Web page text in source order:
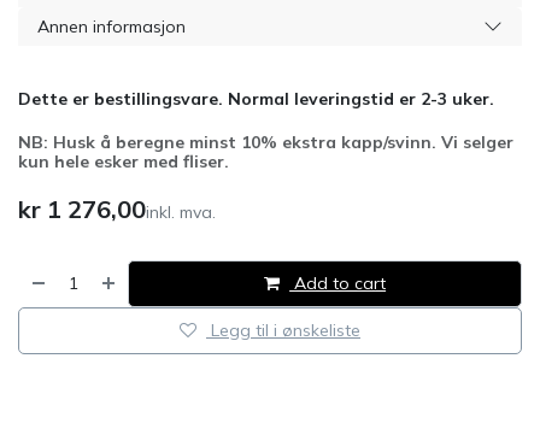
Annen informasjon
Dette er bestillingsvare. Normal leveringstid er 2-3 uker.
NB: Husk å beregne minst 10% ekstra kapp/svinn. Vi selger
kun hele esker med fliser.
kr 1 276,00inkl. mva.
Add to cart
Legg til i ønskeliste